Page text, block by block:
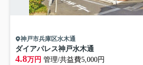
神戸市兵庫区水木通
ダイアパレス神戸水木通
4.8万円 管理/共益費5,000円